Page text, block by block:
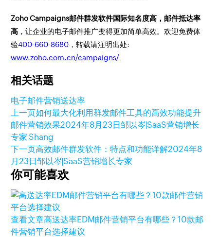
Zoho Campaigns邮件群发软件国际知名度高，邮件抵达率
高 ，让企业的电子邮件推广变得更加简单高效。欢迎免费体
验400-660-8680 ，转载请注明出处:
www.zoho.com.cn/campaigns/
相关话题
电子邮件营销送达率
上一页如何最大化利用群发邮件工具的高效功能提升
邮件营销效果2024年8月23日邹以岑|SaaS营销增长
专家 Shang
下一页高效邮件群发软件：特点和功能详解2024年8
月23日邹以岑|SaaS营销增长专家
你可能喜欢
查看文章高送达率EDM邮件营销平台有哪些？10款邮
件营销平台选择建议